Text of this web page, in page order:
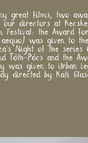
great films, two
our directors at
Festival: the Award
aequo) was given to the
Night of the series
Tóth-Pócs and the
was given to Urban
directed by Kati